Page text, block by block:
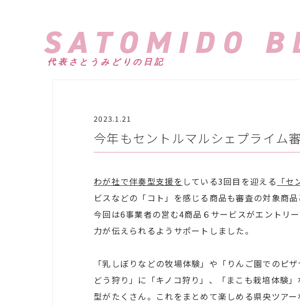
SATOMIDO
代表さとうみどりの日記
2023.1.21
今年もセントルマルシェプライム
わが社で伴奏型支援を している3回目を迎える 「
ビスなどの「コト」を感じる商品も審査の対象商品
今回は6事業者の営む4商品６サービスがエントリ
力が伝えられるようサポートしました。
「乳しぼりなどの牧場体験」や「りんご園でのピ
どう狩り」に「キノコ狩り」、「まこも栽培体験
型がたくさん。これをまとめて楽しめる県央ツア